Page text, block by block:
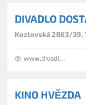
DIVADLO
Kozlovská 2863/39,
www.divadlodostavnik.cz
KINO HVĚZDA